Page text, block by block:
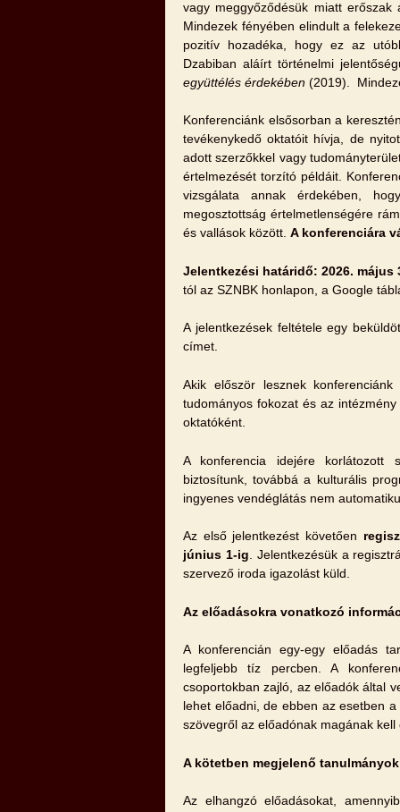
vagy meggyőződésük miatt erőszak
Mindezek fényében elindult a
pozitív hozadéka, hogy ez az
Dzabiban aláírt történelmi
együttélés érdekében (2019).
Konferenciánk elsősorban a
tevékenykedő oktatóit hívja, de
adott szerzőkkel vagy
értelmezését torzító példáit.
vizsgálata annak érdekében,
megosztottság értelmetlenségére
és vallások között. A konferenciára
Jelentkezési határidő: 2026. május
tól az SZNBK honlapon, a Google
A jelentkezések feltétele egy
címet.
Akik először lesznek
tudományos fokozat és az
oktatóként.
A konferencia idejére korlátozott
biztosítunk, továbbá a kulturális
ingyenes vendéglátás nem
Az első jelentkezést követően
június 1-ig . Jelentkezésük a
szervező iroda igazolást küld.
Az előadásokra vonatkozó
A konferencián egy-egy előadás
legfeljebb tíz percben. A
csoportokban zajló, az előadók által
lehet előadni, de ebben az esetben
szövegről az előadónak magának kell
A kötetben megjelenő
Az elhangzó előadásokat,